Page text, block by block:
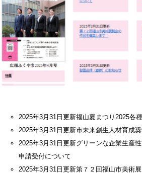
2025年3月31日更新福山夏まつり2025各
2025年3月31日更新市未来創生人材育成
2025年3月31日更新グリーンな企業生産
申請受付について
2025年3月31日更新第７２回福山市美術